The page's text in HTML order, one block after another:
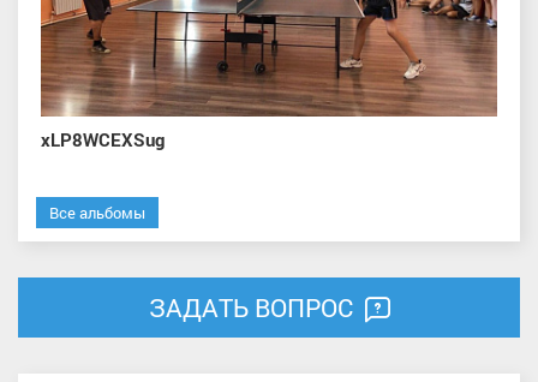
xLP8WCEXSug
Все альбомы
ЗАДАТЬ ВОПРОС